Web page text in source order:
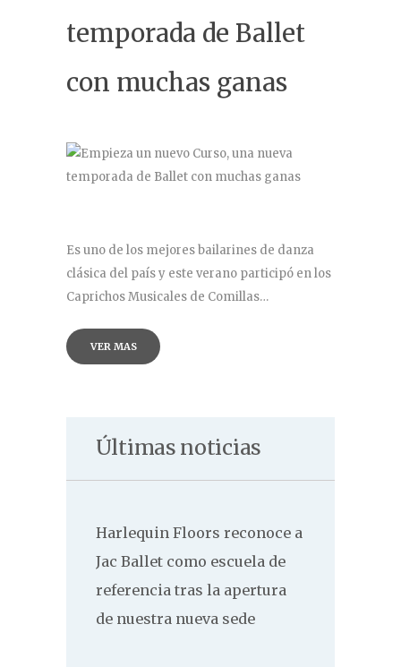
Contacto
temporada de Ballet
con muchas ganas
Es uno de los mejores bailarines de danza
clásica del país y este verano participó en los
Caprichos Musicales de Comillas…
VER MAS
Últimas noticias
Harlequin Floors reconoce a
Jac Ballet como escuela de
referencia tras la apertura
de nuestra nueva sede